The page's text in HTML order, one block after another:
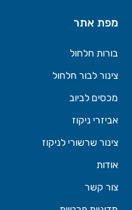
מפת אתר
בורות חלחול
צינור לבור חלחול
מכסים לביוב
אביזרי ניקוז
צינור שרשורי לניקוז
אודות
צור קשר